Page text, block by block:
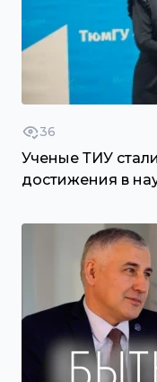
36
Ученые ТИУ
достижения в